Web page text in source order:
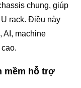
chung, giúp
rack. Điều này
AI, machine
mềm hỗ trợ